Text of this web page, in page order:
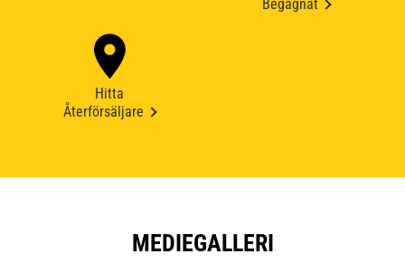
Begagnat
Hitta
Återförsäljare
MEDIEGALLERI